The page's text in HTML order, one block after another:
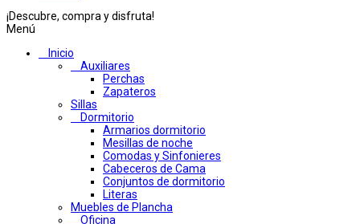
¡Descubre, compra y disfruta!
Menú
Inicio
Auxiliares
Perchas
Zapateros
Sillas
Dormitorio
Armarios dormitorio
Mesillas de noche
Comodas y Sinfonieres
Cabeceros de Cama
Conjuntos de dormitorio
Literas
Muebles de Plancha
Oficina